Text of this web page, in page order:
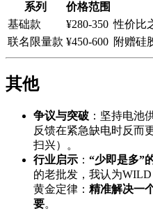
系列 价格范围
基础款
¥280-350 性价比
联名限量款 ¥450-600 附赠硅
其他
争议与突破 ：坚持电池
反馈在紧急缺电时反而
扫兴）。
行业启示 ： “少即是多”
的老批发，我认为
黄金定律： 精准解决一
要。